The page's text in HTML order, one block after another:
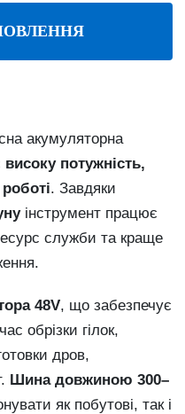
акумуляторна
високу потужність,
. Завдяки
інструмент працює
служби та краще
48V, що забезпечує
обрізки гілок,
дров,
Шина довжиною 300–
як побутові, так і